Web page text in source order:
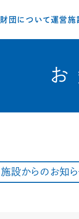
財団について運営施
施設からのお知